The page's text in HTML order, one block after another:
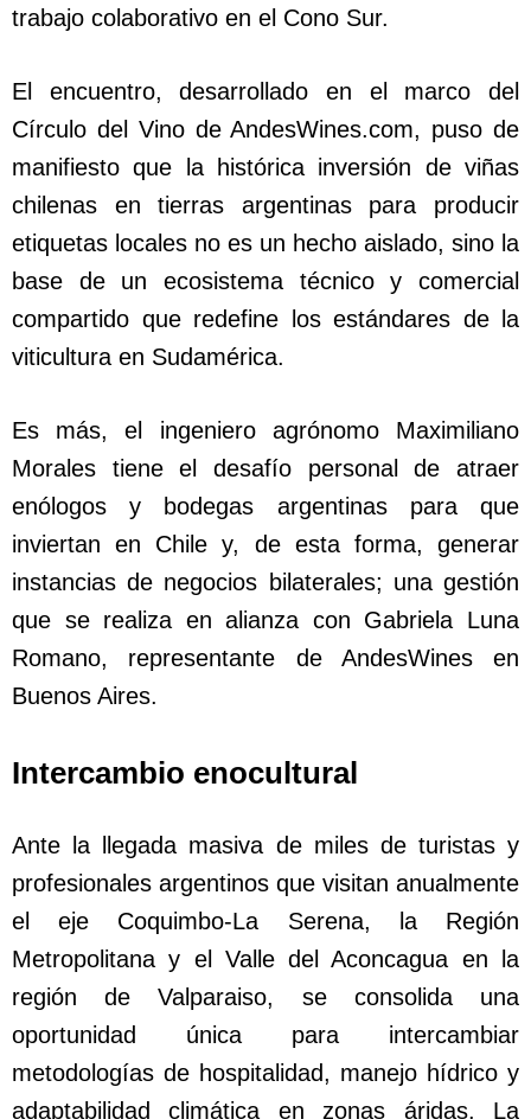
trabajo colaborativo en el Cono Sur.
El encuentro, desarrollado en el marco del
Círculo del Vino de AndesWines.com, puso de
manifiesto que la histórica inversión de viñas
chilenas en tierras argentinas para producir
etiquetas locales no es un hecho aislado, sino la
base de un ecosistema técnico y comercial
compartido que redefine los estándares de la
viticultura en Sudamérica.
Es más, el ingeniero agrónomo Maximiliano
Morales tiene el desafío personal de atraer
enólogos y bodegas argentinas para que
inviertan en Chile y, de esta forma, generar
instancias de negocios bilaterales; una gestión
que se realiza en alianza con Gabriela Luna
Romano, representante de AndesWines en
Buenos Aires.
Intercambio enocultural
Ante la llegada masiva de miles de turistas y
profesionales argentinos que visitan anualmente
el eje Coquimbo-La Serena, la Región
Metropolitana y el Valle del Aconcagua en la
región de Valparaiso, se consolida una
oportunidad única para intercambiar
metodologías de hospitalidad, manejo hídrico y
adaptabilidad climática en zonas áridas. La